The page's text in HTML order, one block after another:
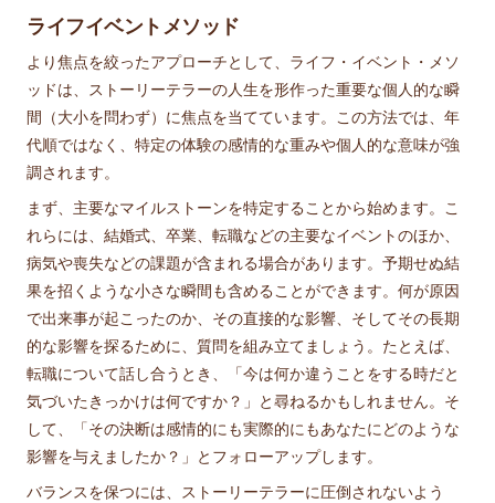
ライフイベントメソッド
より焦点を絞ったアプローチとして、ライフ・イベント・メソ
ッドは、ストーリーテラーの人生を形作った重要な個人的な瞬
間（大小を問わず）に焦点を当てています。この方法では、年
代順ではなく、特定の体験の感情的な重みや個人的な意味が強
調されます。
まず、主要なマイルストーンを特定することから始めます。こ
れらには、結婚式、卒業、転職などの主要なイベントのほか、
病気や喪失などの課題が含まれる場合があります。予期せぬ結
果を招くような小さな瞬間も含めることができます。何が原因
で出来事が起こったのか、その直接的な影響、そしてその長期
的な影響を探るために、質問を組み立てましょう。たとえば、
転職について話し合うとき、「今は何か違うことをする時だと
気づいたきっかけは何ですか？」と尋ねるかもしれません。そ
して、「その決断は感情的にも実際的にもあなたにどのような
影響を与えましたか？」とフォローアップします。
バランスを保つには、ストーリーテラーに圧倒されないよう